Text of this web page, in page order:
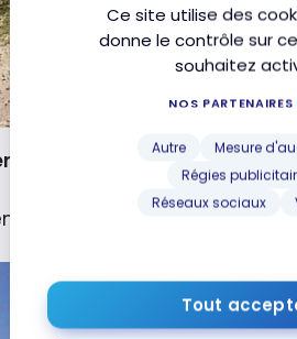
Ce site utilise des
donne le contrôle sur
souhaitez
NOS PARTENAIRES
Autre
Mesure
Régies
Réseaux sociaux
Tout
Caye Caye Caulker
est la plus grande île